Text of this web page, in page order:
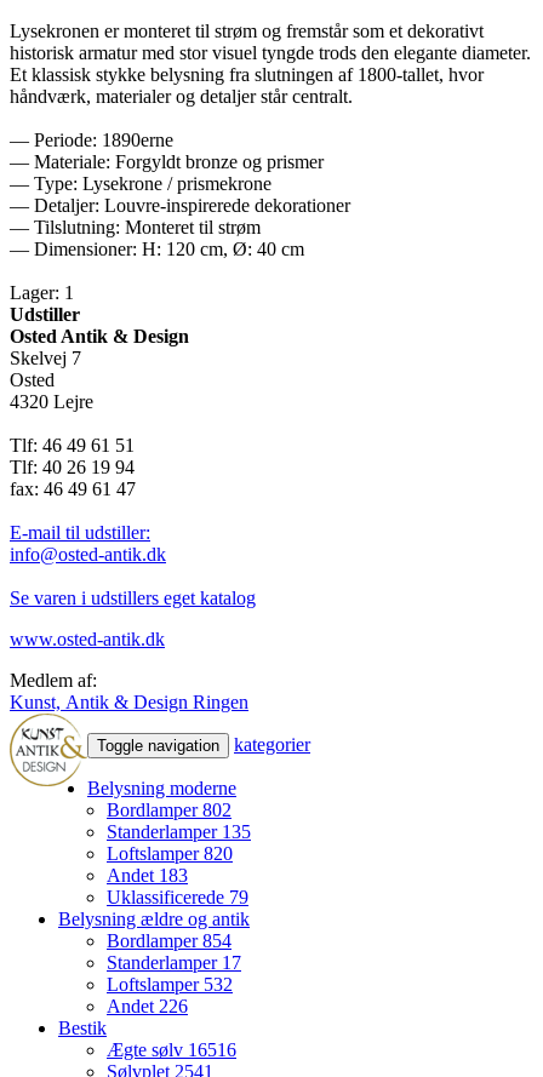
Lysekronen er monteret til strøm og fremstår som et dekorativt
historisk armatur med stor visuel tyngde trods den elegante diameter.
Et klassisk stykke belysning fra slutningen af 1800-tallet, hvor
håndværk, materialer og detaljer står centralt.
— Periode: 1890erne
— Materiale: Forgyldt bronze og prismer
— Type: Lysekrone / prismekrone
— Detaljer: Louvre-inspirerede dekorationer
— Tilslutning: Monteret til strøm
— Dimensioner: H: 120 cm, Ø: 40 cm
Lager: 1
Udstiller
Osted Antik & Design
Skelvej 7
Osted
4320 Lejre
Tlf: 46 49 61 51
Tlf: 40 26 19 94
fax: 46 49 61 47
E-mail til udstiller:
info@osted-antik.dk
Se varen i udstillers eget katalog
www.osted-antik.dk
Medlem af:
Kunst, Antik & Design Ringen
Toggle navigation kategorier
Belysning moderne
Bordlamper802
Standerlamper 135
Loftslamper820
Andet 183
Uklassificerede 79
Belysning ældre og antik
Bordlamper854
Standerlamper 17
Loftslamper 532
Andet226
Bestik
Ægte sølv 16516
Sølvplet 2541